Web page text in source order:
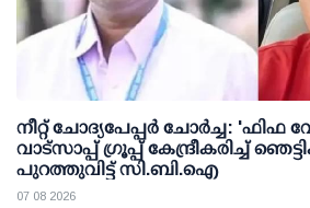
നീറ്റ് ചോദ്യപേപ്പര്‍ ചോര്‍ച്ച: 'ഫിഫ
വാട്സാപ്പ് ഗ്രൂപ്പ് കേന്ദ്രീകരിച്ച്
പുറത്തുവിട്ട് സി.ബി.ഐ
07 08 2026